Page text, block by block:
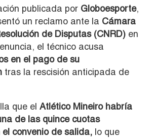
publicada por Globoesporte,
un reclamo ante la Cámara
de Disputas (CNRD) en
el técnico acusa
en el pago de su
tras la rescisión anticipada de
que el Atlético Mineiro habría
de las quince cuotas
convenio de salida, lo que